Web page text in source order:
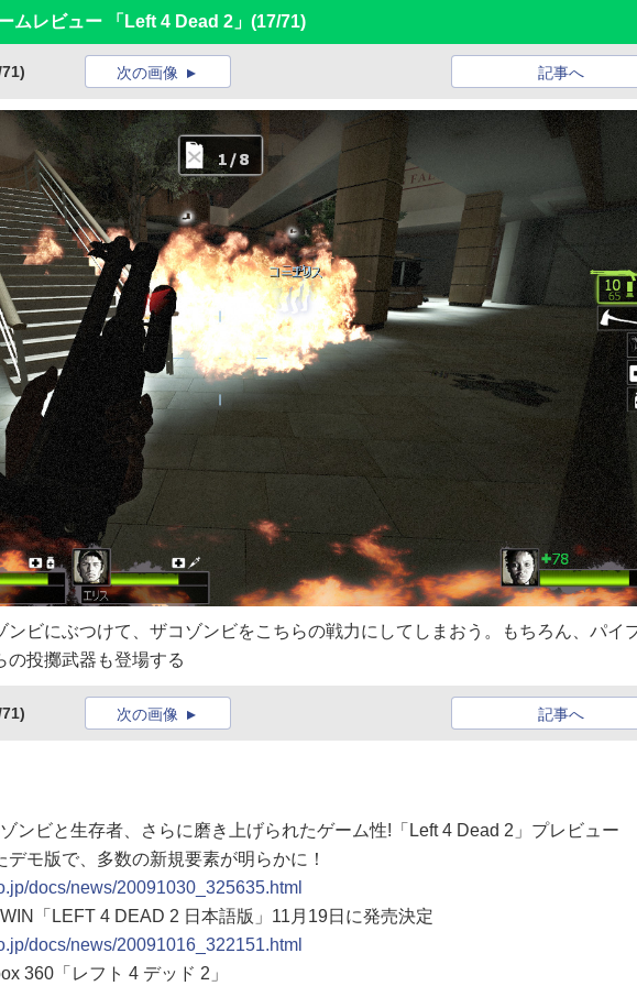
ムレビュー 「Left 4 Dead 2」 (17/71)
記事へ
次の画像
ンビにぶつけて、ザコゾンビをこちらの戦力にしてしまおう。もちろん、パイ
の投擲武器も登場する
記事へ
次の画像
ンビと生存者、さらに磨き上げられたゲーム性!「Left 4 Dead 2」プレビュー
モ版で、多数の新規要素が明らかに！
docs/news/20091030_325635.html
「LEFT 4 DEAD 2 日本語版」11月19日に発売決定
docs/news/20091016_322151.html
360「レフト 4 デッド 2」